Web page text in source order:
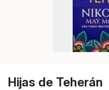
Hijas de Teherán